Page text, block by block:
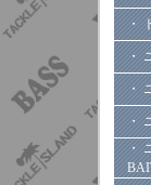
・
・
・
・
・